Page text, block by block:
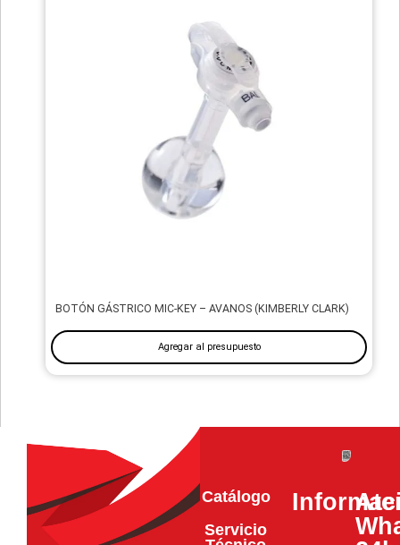
BOTÓN GÁSTRICO MIC-KEY – AVANOS (KIMBERLY CLARK)
Agregar al presupuesto
Catálogo
Servicio